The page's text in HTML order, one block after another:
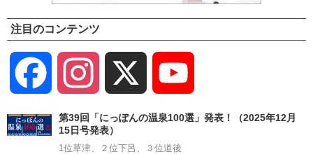
注目のコンテンツ
Facebook Instagram
Channel
第39回「にっぽんの温泉100選」発表！（2025年12月
15日号発表）
1位草津、２位下呂、３位道後